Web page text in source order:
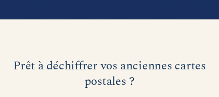
Prêt à déchiffrer vos anciennes cartes
postales ?